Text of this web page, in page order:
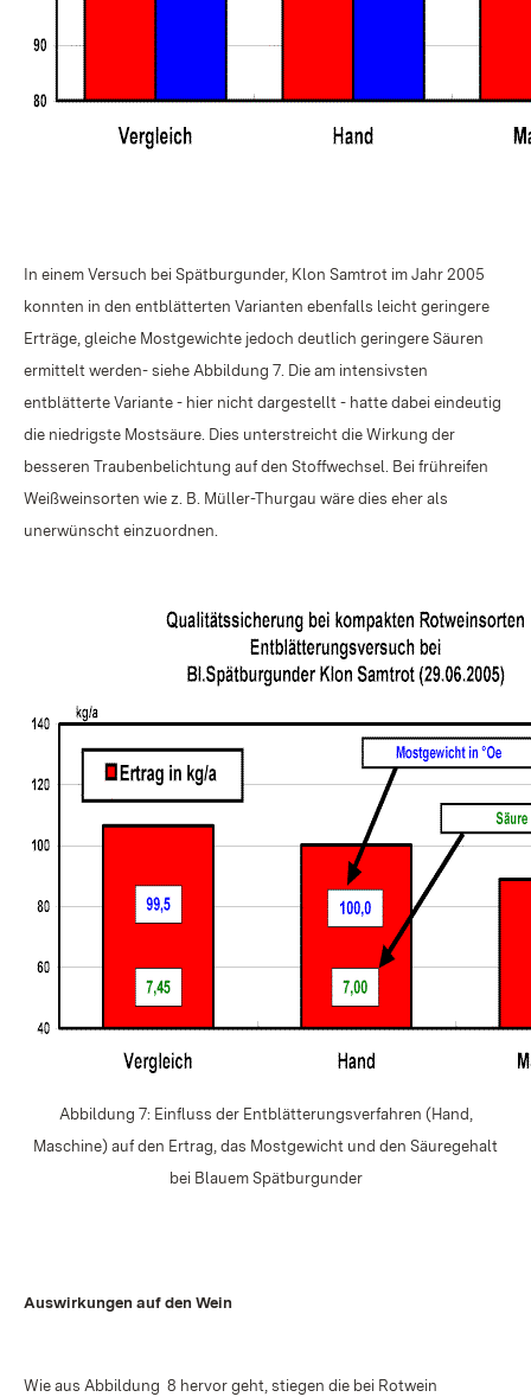
In einem Versuch bei Spätburgunder, Klon Samtrot im Jahr 2005
konnten in den entblätterten Varianten ebenfalls leicht geringere
Erträge, gleiche Mostgewichte jedoch deutlich geringere Säuren
ermittelt werden- siehe Abbildung 7. Die am intensivsten
entblätterte Variante - hier nicht dargestellt - hatte dabei eindeutig
die niedrigste Mostsäure. Dies unterstreicht die Wirkung der
besseren Traubenbelichtung auf den Stoffwechsel. Bei frühreifen
Weißweinsorten wie z. B. Müller-Thurgau wäre dies eher als
unerwünscht einzuordnen.
Abbildung 7: Einfluss der Entblätterungsverfahren (Hand,
Maschine) auf den Ertrag, das Mostgewicht und den Säuregehalt
bei Blauem Spätburgunder
Auswirkungen auf den Wein
Wie aus Abbildung 8 hervor geht, stiegen die bei Rotwein